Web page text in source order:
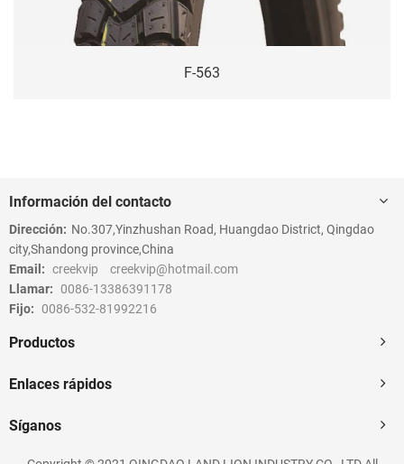
F-563
Información del contacto
Dirección: No.307,Yinzhushan Road, Huangdao District, Qingdao
city,Shandong province,China
Email: creekvip
creekvip@hotmail.com
Llamar: 0086-13386391178
Fijo: 0086-532-81992216
Productos
Enlaces rápidos
Síganos